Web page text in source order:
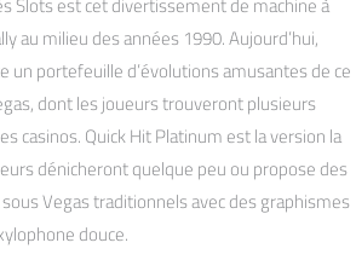
au milieu des années 1990. Aujourd’hui,
un portefeuille d’évolutions amusantes de ce
dont les joueurs trouveront plusieurs
casinos. Quick Hit Platinum est la version la
dénicheront quelque peu ou propose des
Vegas traditionnels avec des graphismes
douce.